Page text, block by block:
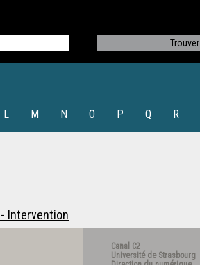
L M N O P Q R
Intervention
Canal C2
Université de Strasbourg